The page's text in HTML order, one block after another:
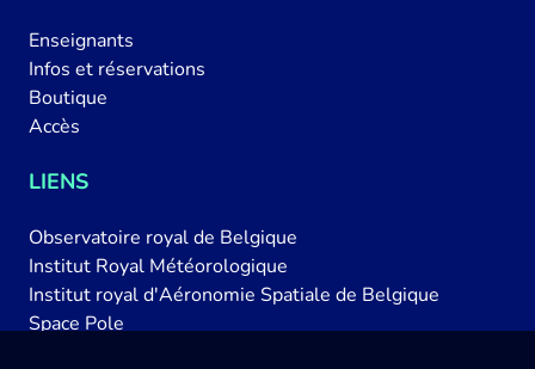
Enseignants
Infos et réservations
Boutique
Accès
LIENS
Observatoire royal de Belgique
Institut Royal Météorologique
Institut royal d'Aéronomie Spatiale de Belgique
Space Pole